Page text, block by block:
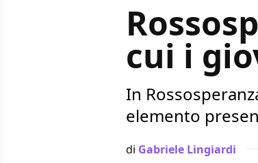
cui i
In
elemento
di Gabriele Lingiardi